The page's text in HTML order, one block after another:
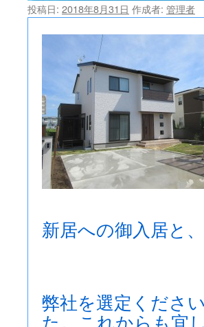
へ投稿日: 2018年8月31日 作成者: 管理者
新居への御入居と
弊社を選定くださ
た。これからも宜